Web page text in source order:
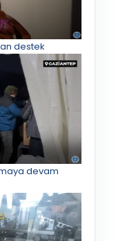
destek
devam